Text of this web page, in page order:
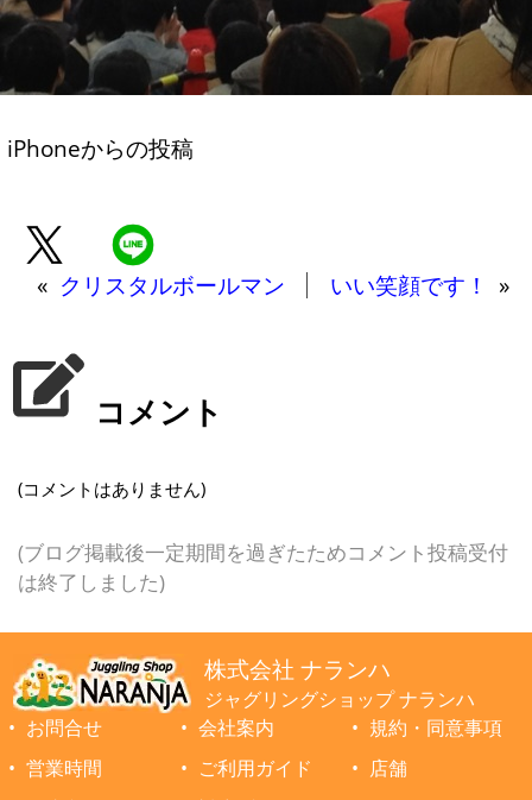
iPhoneからの投稿
« クリスタルボールマン いい笑顔です！ »
コメント
(コメントはありません)
(ブログ掲載後一定期間を過ぎたためコメント投稿受付
は終了しました)
株式会社 ナランハ
ジャグリングショップ ナランハ
お問合せ
会社案内
規約・同意事項
営業時間
ご利用ガイド
店舗